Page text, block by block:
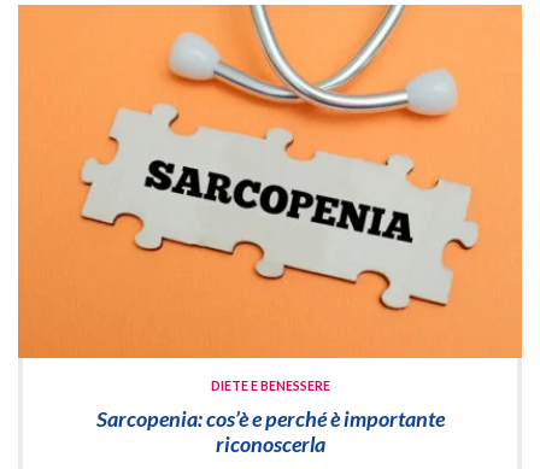
DIETE E BENESSERE
Sarcopenia: cos’è e perché è importante
riconoscerla